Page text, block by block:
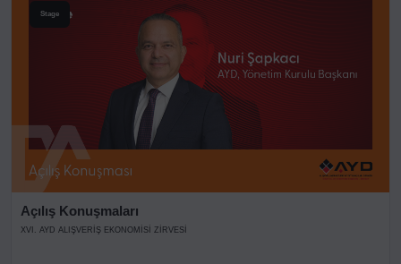
Stage
Açılış Konuşmaları
XVI. AYD ALIŞVERİŞ EKONOMİSİ ZİRVESİ